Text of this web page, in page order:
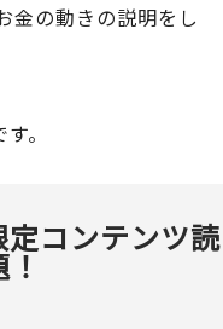
金の動きの説明をし
。
コンテンツ読
！